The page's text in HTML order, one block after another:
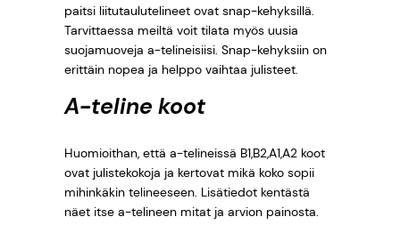
paitsi liitutaulutelineet ovat snap-kehyksillä.
Tarvittaessa meiltä voit tilata myös uusia
suojamuoveja a-telineisiisi. Snap-kehyksiin on
erittäin nopea ja helppo vaihtaa julisteet.
A-teline koot
Huomioithan, että a-telineissä B1,B2,A1,A2 koot
ovat julistekokoja ja kertovat mikä koko sopii
mihinkäkin telineeseen. Lisätiedot kentästä
näet itse a-telineen mitat ja arvion painosta.